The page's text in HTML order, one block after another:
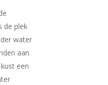
de plek
water
aan
een